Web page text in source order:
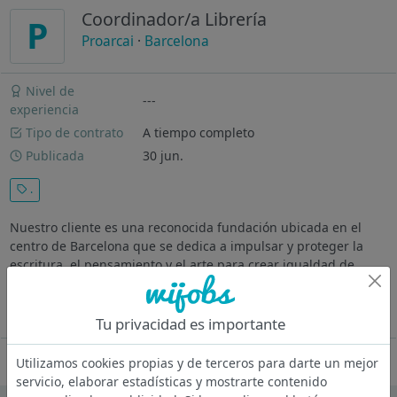
P Coordinador/a Librería
Proarcai · Barcelona
Nivel de
experiencia
---
Tipo de contrato
A tiempo completo
Publicada
30 jun.
.
Nuestro cliente es una reconocida fundación ubicada en el
centro de Barcelona que se dedica a impulsar y proteger la
escritura, el pensamiento y el arte para crear igualdad de
oportunidades. Desarrollan proyectos enfocados a reducir las
Oferta desactivada
Tu privacidad es importante
Utilizamos cookies propias y de terceros para darte un mejor
servicio, elaborar estadísticas y mostrarte contenido